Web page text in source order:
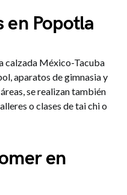
en Popotla
calzada México-Tacuba
aparatos de gimnasia y
se realizan también
o clases de tai chi o
en